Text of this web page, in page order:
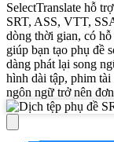
SelectTranslate hỗ
SRT, ASS, VTT,
dòng thời gian, có
giúp bạn tạo phụ đề
dàng phát lại song
hình dài tập, phim
ngôn ngữ trở nên